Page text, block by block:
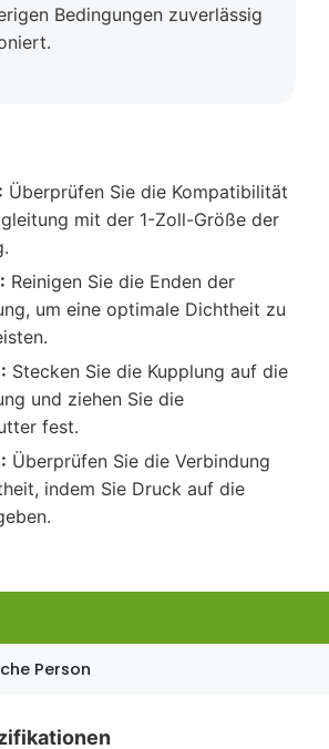
Bedingungen zuverlässig
Überprüfen Sie die Kompatibilität
mit der 1-Zoll-Größe der
Reinigen Sie die Enden der
um eine optimale Dichtheit zu
Stecken Sie die Kupplung auf die
und ziehen Sie die
fest.
Überprüfen Sie die Verbindung
indem Sie Druck auf die
Person